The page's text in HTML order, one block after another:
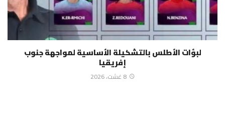
لبؤات الأطلس بالتشكيلة الأساسية لمواجهة جنوب
إفريقيا
8 غشت، 2026